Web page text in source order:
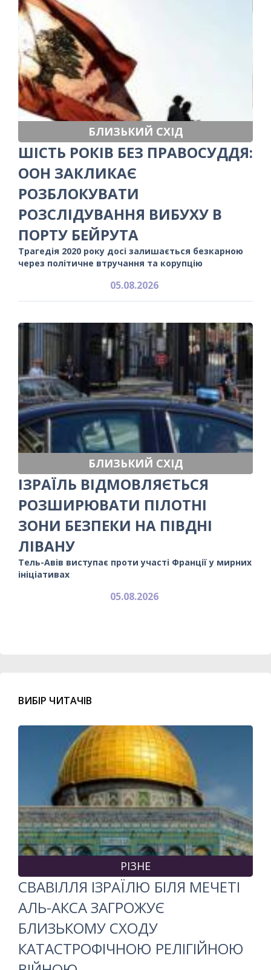
БЛИЗЬКИЙ СХІД
ШІСТЬ РОКІВ БЕЗ ПРАВОСУДДЯ:
ООН ЗАКЛИКАЄ
РОЗБЛОКУВАТИ
РОЗСЛІДУВАННЯ ВИБУХУ В
ПОРТУ БЕЙРУТА
Трагедія 2020 року досі залишається безкарною
через політичне втручання та корупцію
05.08.2026
БЛИЗЬКИЙ СХІД
ІЗРАЇЛЬ ВІДМОВЛЯЄТЬСЯ
РОЗШИРЮВАТИ ПІЛОТНІ
ЗОНИ БЕЗПЕКИ НА ПІВДНІ
ЛІВАНУ
Тель-Авів виступає проти участі Франції у мирних
ініціативах
05.08.2026
ВИБІР ЧИТАЧІВ
РІЗНЕ
СВАВІЛЛЯ ІЗРАЇЛЮ БІЛЯ МЕЧЕТІ
АЛЬ-АКСА ЗАГРОЖУЄ
БЛИЗЬКОМУ СХОДУ
КАТАСТРОФІЧНОЮ РЕЛІГІЙНОЮ